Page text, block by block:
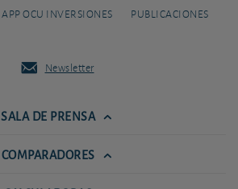
APP OCU INVERSIONES PUBLICACIONES
Newsletter
SALA DE PRENSA
COMPARADORES